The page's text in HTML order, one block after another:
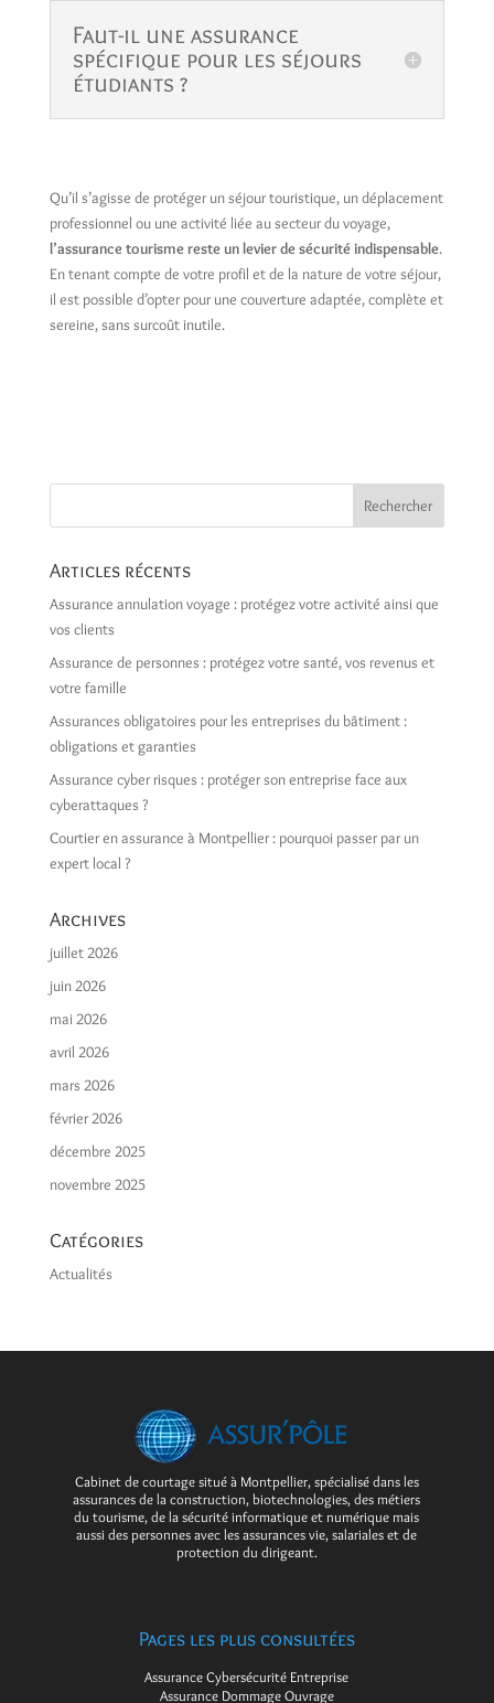
Faut-il une assurance
spécifique pour les séjours
étudiants ?
Qu’il s’agisse de protéger un séjour touristique, un déplacement
professionnel ou une activité liée au secteur du voyage,
l’assurance tourisme reste un levier de sécurité indispensable.
En tenant compte de votre profil et de la nature de votre séjour,
il est possible d’opter pour une couverture adaptée, complète et
sereine, sans surcoût inutile.
Articles récents
Assurance annulation voyage : protégez votre activité ainsi que
vos clients
Assurance de personnes : protégez votre santé, vos revenus et
votre famille
Assurances obligatoires pour les entreprises du bâtiment :
obligations et garanties
Assurance cyber risques : protéger son entreprise face aux
cyberattaques ?
Courtier en assurance à Montpellier : pourquoi passer par un
expert local ?
Archives
juillet 2026
juin 2026
mai 2026
avril 2026
mars 2026
février 2026
décembre 2025
novembre 2025
Catégories
Actualités
Cabinet de courtage situé à Montpellier, spécialisé dans les
assurances de la construction, biotechnologies, des métiers
du tourisme, de la sécurité informatique et numérique mais
aussi des personnes avec les assurances vie, salariales et de
protection du dirigeant.
Pages les plus consultées
Assurance Cybersécurité Entreprise
Assurance Dommage Ouvrage